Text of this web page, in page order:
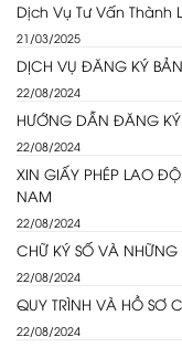
Dịch Vụ Tư Vấn
21/03/2025
DỊCH VỤ ĐĂNG KÝ
22/08/2024
HƯỚNG DẪN ĐĂNG KÝ
22/08/2024
XIN GIẤY PHÉP LAO
NAM
22/08/2024
CHỮ KÝ SỐ VÀ NHỮNG
22/08/2024
QUY TRÌNH VÀ HỒ SƠ
22/08/2024